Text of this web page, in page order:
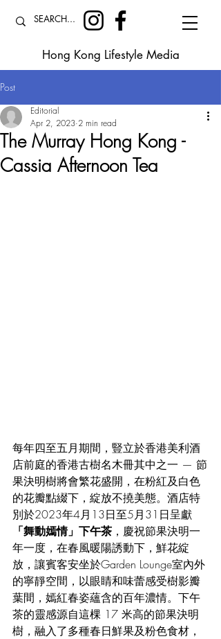
Hong Kong Lifestyle Media
Post
The Murray Hong Kong -
Cassia Afternoon Tea
Editorial
Apr 2, 2023 2 min read
每年四至五月期間，豎立於香港美利酒
店前庭的香港古樹名木冊其中之一 — 節
果決明樹將會繁花盛開，在粉紅及白色
的花瓣點綴下，綻放不撓美態。酒店特
別於2023年4月13日至5月31日呈獻
「舞動嫣情」下午茶 ，慶祝節果決明一
年一度，在春風暖陽誘動下，鮮花綻
放，讓賓客安坐於Garden Lounge室內外
的寧靜空間，以眼睛和味蕾感受樹影瓣
葉間，嫣紅春姿蘊含的百年濃情。下午
茶的靈感源自這棵 17 米高的節果決明
樹，融入了多種春日鮮果及粉色食材，